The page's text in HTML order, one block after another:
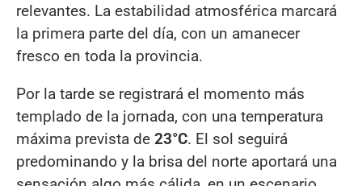
relevantes. La estabilidad atmosférica marcará
la primera parte del día, con un amanecer
fresco en toda la provincia.
Por la tarde se registrará el momento más
templado de la jornada, con una temperatura
máxima prevista de 23°C. El sol seguirá
predominando y la brisa del norte aportará una